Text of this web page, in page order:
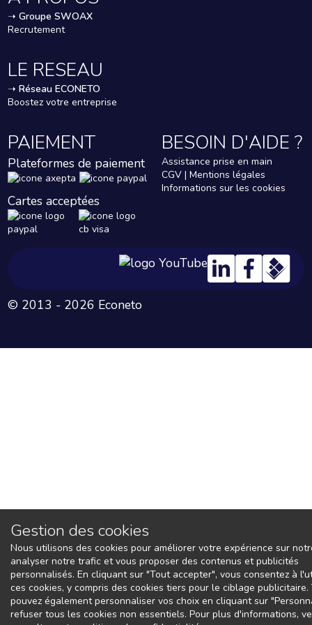
Gestion des cookies
Nous utilisons des cookies pour améliorer votre expérience sur
analyser notre trafic et vous proposer des contenus et publicités
personnalisés. En cliquant sur "Tout accepter", vous consentez à
ces cookies, y compris des cookies tiers pour le ciblage publicitaire.
pouvez également personnaliser vos choix en cliquant sur
refuser tous les cookies non essentiels. Pour plus d'informations,
➝ Groupe SWOAX
Recrutement
LE RESEAU
➝ Réseau ECONETO
Boostez votre entreprise
PAIEMENT
Plateformes de paiement
Cartes acceptées
BESOIN D'AIDE ?
Assistance prise en main
CGV | Mentions légales
Informations sur les cookies
© 2013 - 2026 Econeto